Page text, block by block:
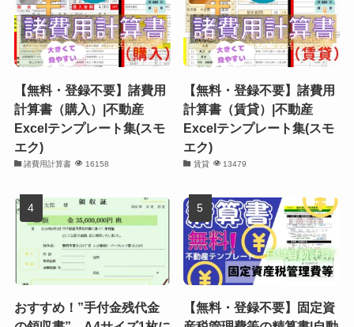
【無料・登録不要】諸費用
計算書（購入）|不動産
Excelテンプレート集(スモ
エク)
諸費用計算書 16158
【無料・登録不要】諸費用
計算書（賃貸）|不動産
Excelテンプレート集(スモ
エク)
賃貸 13479
おすすめ！”手付金残代金
【無料・登録不要】固定資